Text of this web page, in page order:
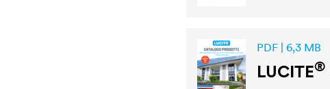
PDF | 6,3 MB
LUCITE®